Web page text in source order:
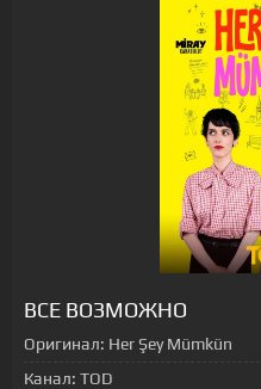
ВСЕ ВОЗМОЖНО
Оригинал: Her Şey Mümkün
Канал: TOD